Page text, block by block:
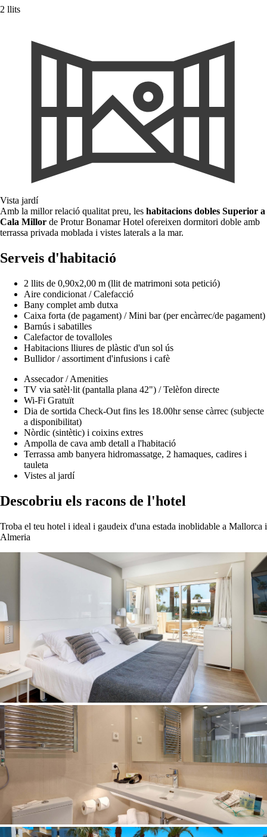
2 llits
Vista jardí
Amb la millor relació qualitat preu, les habitacions dobles Superior a
Cala Millor de Protur Bonamar Hotel ofereixen dormitori doble amb
terrassa privada moblada i vistes laterals a la mar.
Serveis d'habitació
2 llits de 0,90x2,00 m (llit de matrimoni sota petició)
Aire condicionat / Calefacció
Bany complet amb dutxa
Caixa forta (de pagament) / Mini bar (per encàrrec/de pagament)
Barnús i sabatilles
Calefactor de tovalloles
Habitacions lliures de plàstic d'un sol ús
Bullidor / assortiment d'infusions i cafè
Assecador / Amenities
TV via satèl·lit (pantalla plana 42") / Telèfon directe
Wi-Fi Gratuït
Dia de sortida Check-Out fins les 18.00hr sense càrrec (subjecte
a disponibilitat)
Nòrdic (sintètic) i coixins extres
Ampolla de cava amb detall a l'habitació
Terrassa amb banyera hidromassatge, 2 hamaques, cadires i
tauleta
Vistes al jardí
Descobriu els racons de l'hotel
Troba el teu hotel i ideal i gaudeix d'una estada inoblidable a Mallorca i
Almeria